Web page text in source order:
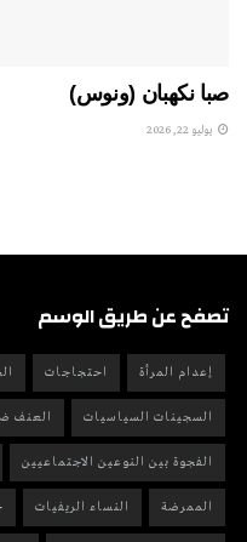
صبا نكهبان (ونوس)
يوليو 22, 2026
تصفح عن طريق الوسم
إعدام المرأة احتجاجات
السجينات السياسيات العنف
الفجوة بين النوعين الاجتماعيين
الممرضة النساء الريفيات